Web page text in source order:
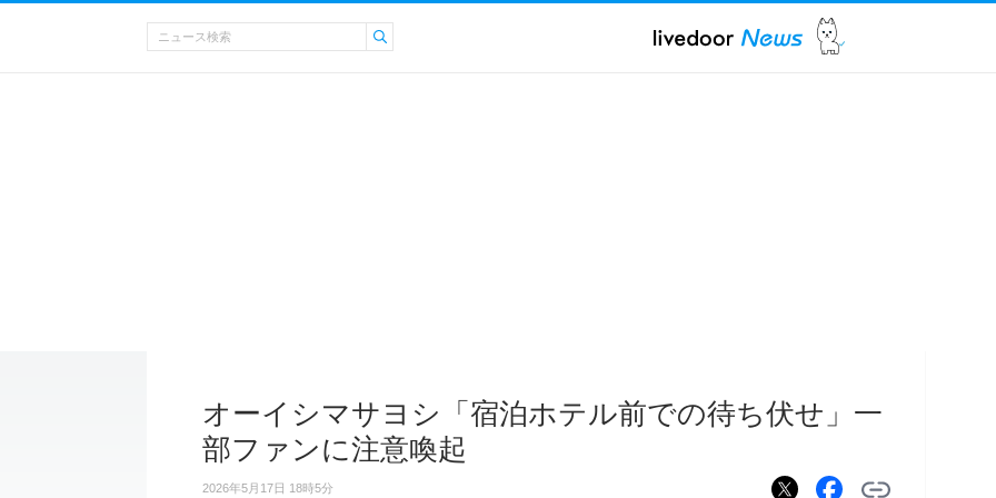
オーイシマサヨシ「宿泊ホテル前での待ち伏せ」一
部ファンに注意喚起
2026年5月17日 18時5分